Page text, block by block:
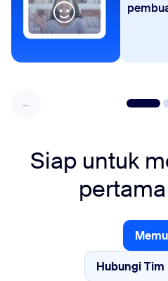
Siap untuk
Hubungi Tim
Hubungi Tim